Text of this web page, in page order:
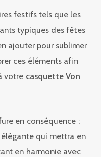
festifs tels que les
typiques des fêtes
ajouter pour sublimer
ces éléments afin
votre casquette Von
en conséquence :
qui mettra en
en harmonie avec